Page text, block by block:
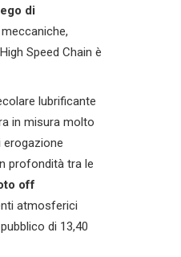
di
Speed Chain è
lubrificante
in misura molto
erogazione
profondità tra le
off
atmosferici
di 13,40